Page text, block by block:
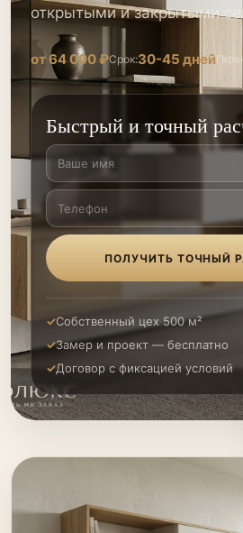
открытыми и закрытыми
от 64 000 ₽Срок:30-45 дней
Быстрый и точный
ПОЛУЧИТЬ ТОЧНЫЙ
Собственный цех 500 м²
Замер и проект — бесплатно
Договор с фиксацией условий